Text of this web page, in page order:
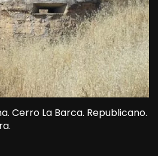
Cerro La Barca. Republicano.